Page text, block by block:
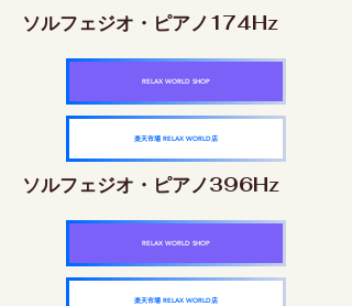
ソルフェジオ・ピアノ174Hz
RELAX WORLD SHOP
楽天市場 RELAX WORLD店
ソルフェジオ・ピアノ396Hz
RELAX WORLD SHOP
楽天市場 RELAX WORLD店